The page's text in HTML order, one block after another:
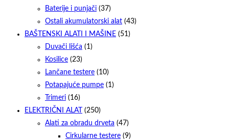
Baterije i punjači (37)
Ostali akumulatorski alat (43)
BAŠTENSKI ALATI I MAŠINE (51)
Duvači lišća (1)
Kosilice (23)
Lančane testere (10)
Potapajuće pumpe (1)
Trimeri (16)
ELEKTRIČNI ALAT
(250)
Alati za obradu drveta (47)
Cirkularne testere (9)